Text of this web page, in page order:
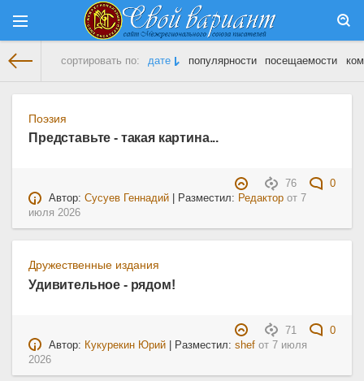
сортировать по: дате популярности посещаемости
Поэзия
Представьте - такая картина...
76
0
Автор:Сусуев Геннадий | Разместил: Редактор от 7
июля 2026
Дружественные издания
Удивительное - рядом!
71
0
Автор: Кукурекин Юрий | Разместил:shef от7 июля
2026